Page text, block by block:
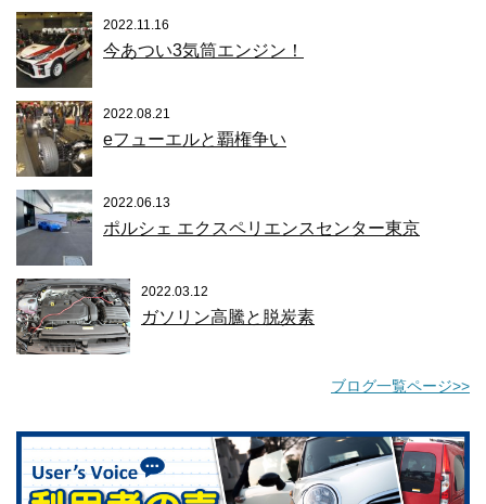
2022.11.16
今あつい3気筒エンジン！
2022.08.21
eフューエルと覇権争い
2022.06.13
ポルシェ エクスペリエンスセンター東京
2022.03.12
ガソリン高騰と脱炭素
ブログ一覧ページ>>